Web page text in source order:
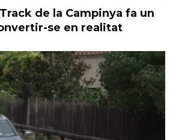
de la Campinya fa un
se en realitat